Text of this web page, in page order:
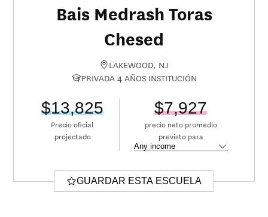
Bais Medrash Toras
Chesed
LAKEWOOD, NJ
PRIVADA 4 AÑOS INSTITUCIÓN
$13,825
Precio oficial
projectado
$7,927
precio neto promedio
previsto para
GUARDAR ESTA ESCUELA